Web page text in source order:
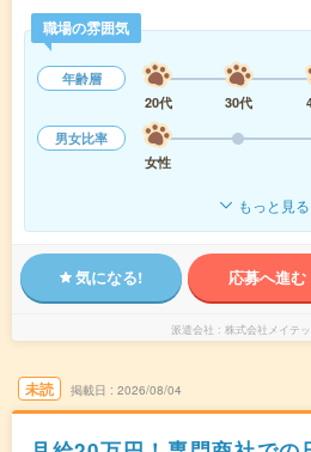
職場の雰囲気
年齢層
20代
30代
男女比率
女性
もっと見る
気になる! 応募へ進む
派遣会社 株式会社メイテ
未読 掲載日 2026/08/04